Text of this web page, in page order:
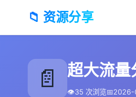
📁 资源分享
📄 超大流
👁️35 次浏览📅2026-